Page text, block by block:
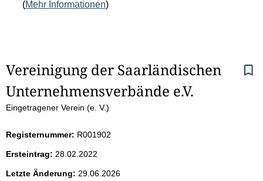
(Mehr Informationen)
S
e
t
e
Vereinigung der Saarländischen
Unternehmensverbände e.V.
Eingetragener Verein (e. V.)
Registernummer: R001902
Ersteintrag: 28.02.2022
Letzte Änderung: 29.06.2026